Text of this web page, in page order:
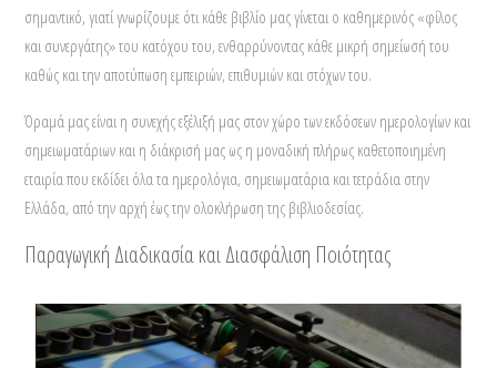
σημαντικό, γιατί γνωρίζουμε ότι κάθε βιβλίο μας γίνεται ο καθημερινός «φίλος
και συνεργάτης» του κατόχου του, ενθαρρύνοντας κάθε μικρή σημείωσή του
καθώς και την αποτύπωση εμπειριών, επιθυμιών και στόχων του.
Όραμά μας είναι η συνεχής εξέλιξή μας στον χώρο των εκδόσεων ημερολογίων και
σημειωματάριων και η διάκρισή μας ως η μοναδική πλήρως καθετοποιημένη
εταιρία που εκδίδει όλα τα ημερολόγια, σημειωματάρια και τετράδια στην
Ελλάδα, από την αρχή έως την ολοκλήρωση της βιβλιοδεσίας.
Παραγωγική Διαδικασία και Διασφάλιση Ποιότητας